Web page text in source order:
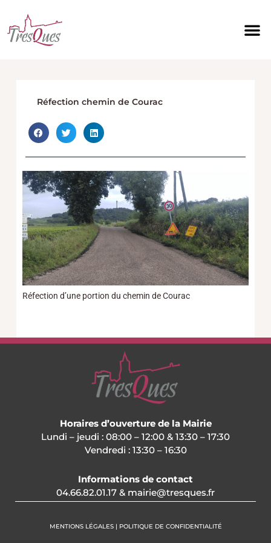
contenu
Réfection chemin de Courac
Réfection d’une portion du chemin de Courac
Horaires d’ouverture de la Mairie
Lundi – jeudi : 08:00 – 12:00 & 13:30 – 17:30
Vendredi : 13:30 – 16:30
Informations de contact
04.66.82.01.17 & mairie@tresques.fr
MENTIONS LÉGALES | POLITIQUE DE CONFIDENTIALITÉ